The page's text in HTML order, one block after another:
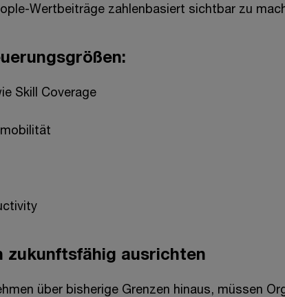
Wertbeiträge zahlenbasiert sichtbar zu
Skill Coverage
zukunftsfähig ausrichten
über bisherige Grenzen hinaus, müssen